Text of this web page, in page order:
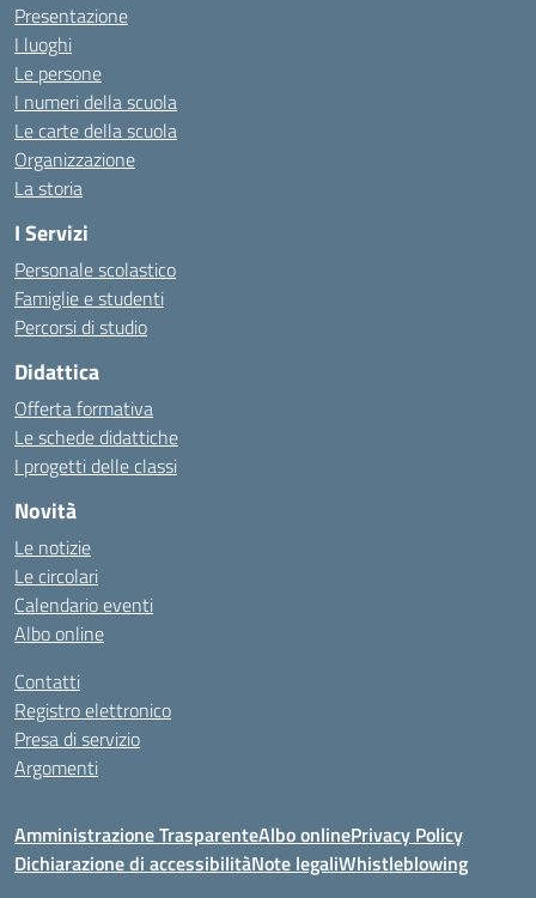
Presentazione
I luoghi
Le persone
I numeri della scuola
Le carte della scuola
Organizzazione
La storia
I Servizi
Personale scolastico
Famiglie e studenti
Percorsi di studio
Didattica
Offerta formativa
Le schede didattiche
I progetti delle classi
Novità
Le notizie
Le circolari
Calendario eventi
Albo online
Contatti
Registro elettronico
Presa di servizio
Argomenti
Amministrazione TrasparenteAlbo onlinePrivacy Policy
Dichiarazione di accessibilitàNote legaliWhistleblowing